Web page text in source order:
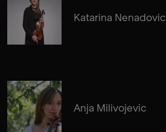
Katarina Nenadovic
Anja Milivojevic